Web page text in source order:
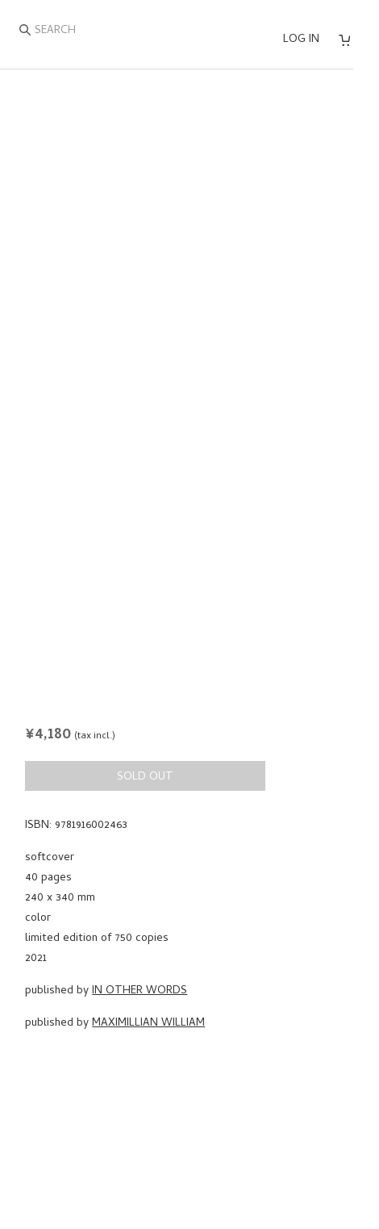
SEARCH
LOG IN
REGULAR
¥4,180 (tax incl.)
SOLD OUT
ISBN: 9781916002463
softcover
40 pages
240 x 340 mm
color
limited edition of 750 copies
2021
published byIN OTHER WORDS
published byMAXIMILLIAN WILLIAM